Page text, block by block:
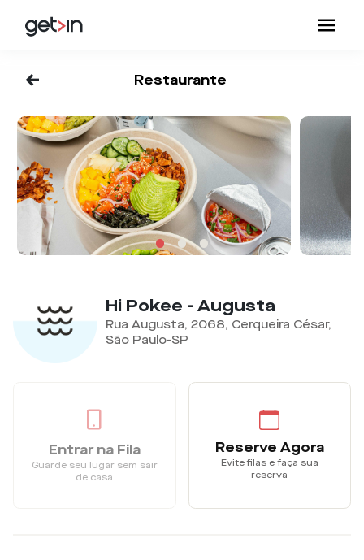
<- Restaurante
Hi Pokee - Augusta
Rua Augusta, 2068, Cerqueira César,
São Paulo-SP
Entrar na Fila
Guarde seu lugar sem sair
de casa
Reserve Agora
Evite filas e faça sua
reserva